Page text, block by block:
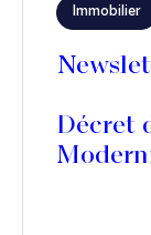
Immobilier
Décret